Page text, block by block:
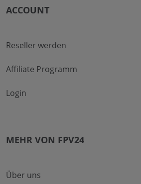
ACCOUNT
Reseller werden
Affiliate Programm
Login
MEHR VON FPV24
Über uns